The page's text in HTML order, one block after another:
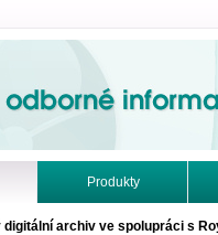
Online.
Produkty
archiv ve spolupráci s